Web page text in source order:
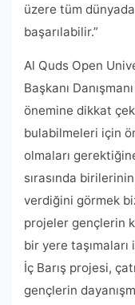
üzere tüm
başarılabilir.”
Al Quds Open
Başkanı
önemine dikkat
bulabilmeleri için
olmaları
sırasında
verdiğini görmek
projeler gençlerin
bir yere taşımaları
İç Barış projesi,
gençlerin